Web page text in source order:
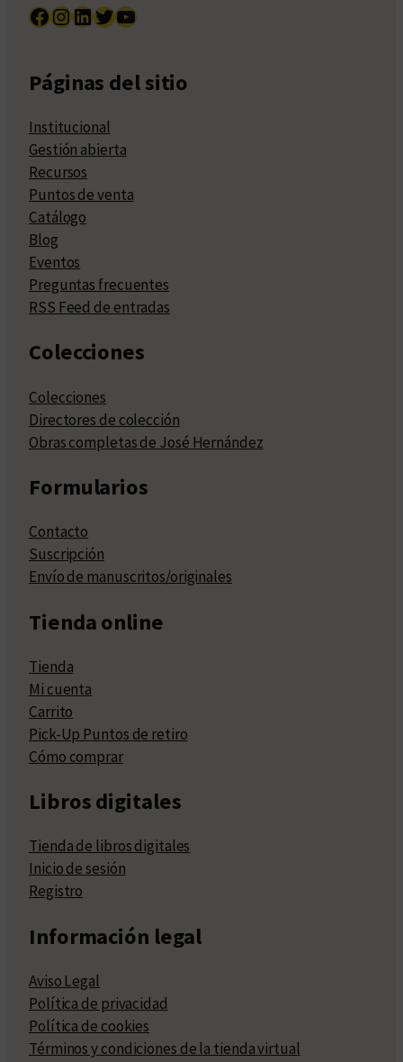
Facebook InstagramLinkedIn Twitter YouTube
Páginas del sitio
Institucional
Gestión abierta
Recursos
Puntos de venta
Catálogo
Blog
Eventos
Preguntas frecuentes
RSS Feed de entradas
Colecciones
Colecciones
Directores de colección
Obras completas de José Hernández
Formularios
Contacto
Suscripción
Envío de manuscritos/originales
Tienda online
Tienda
Mi cuenta
Carrito
Pick-Up Puntos de retiro
Cómo comprar
Libros digitales
Tienda de libros digitales
Inicio de sesión
Registro
Información legal
Aviso Legal
Política de privacidad
Política de cookies
Términos y condiciones de la tienda virtual